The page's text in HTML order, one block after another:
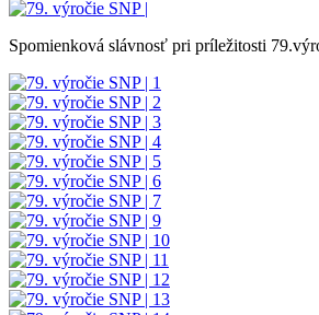
Spomienková slávnosť pri príležitosti